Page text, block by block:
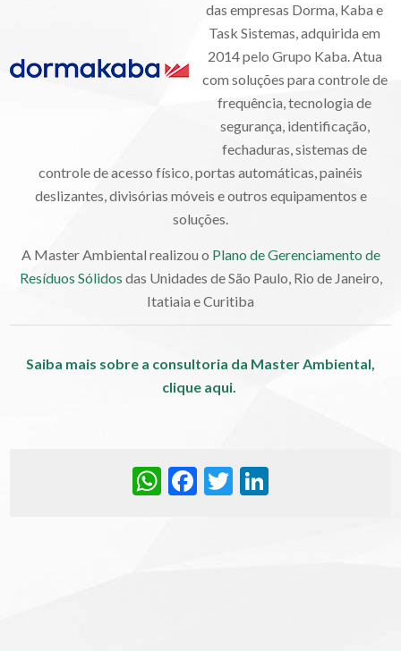
das empresas Dorma, Kaba e
Task Sistemas, adquirida em
2014 pelo Grupo Kaba. Atua
com soluções para controle de
frequência, tecnologia de
segurança, identificação,
fechaduras, sistemas de
controle de acesso físico, portas automáticas, painéis
deslizantes, divisórias móveis e outros equipamentos e
soluções.
A Master Ambiental realizou o Plano de Gerenciamento de
Resíduos Sólidos das Unidades de São Paulo, Rio de Janeiro,
Itatiaia e Curitiba
Saiba mais sobre a consultoria da Master Ambiental,
clique aqui.
WhatsApp
Facebook
Twitter